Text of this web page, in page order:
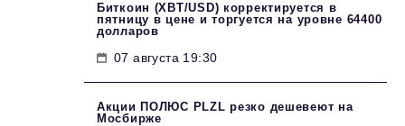
Биткоин (XBT/USD) корректируется в
пятницу в цене и торгуется на уровне 64400
долларов
07 августа 19:30
Акции ПОЛЮС PLZL резко дешевеют на
Мосбирже